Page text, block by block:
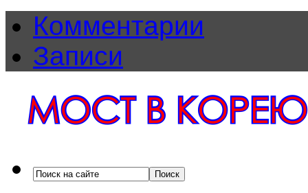
Комментарии
Записи